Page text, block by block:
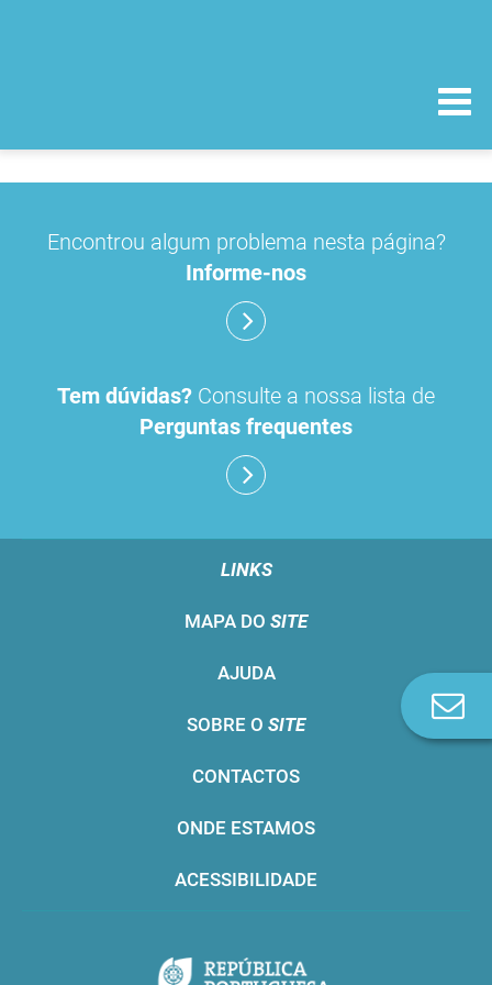
Encontrou algum problema nesta página?
Informe-nos
Tem dúvidas? Consulte a nossa lista de
Perguntas frequentes
LINKS
MAPA DO SITE
AJUDA
SOBRE O SITE
CONTACTOS
ONDE ESTAMOS
ACESSIBILIDADE